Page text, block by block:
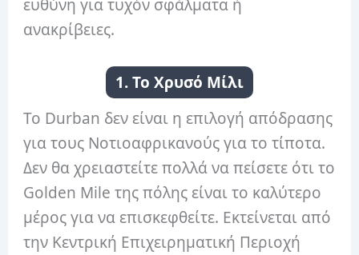
ευθύνη για τυχόν σφάλματα ή
ανακρίβειες.
1. Το Χρυσό Μίλι
Το Durban δεν είναι η επιλογή απόδρασης
για τους Νοτιοαφρικανούς για το τίποτα.
Δεν θα χρειαστείτε πολλά να πείσετε ότι το
Golden Mile της πόλης είναι το καλύτερο
μέρος για να επισκεφθείτε. Εκτείνεται από
την Κεντρική Επιχειρηματική Περιοχή